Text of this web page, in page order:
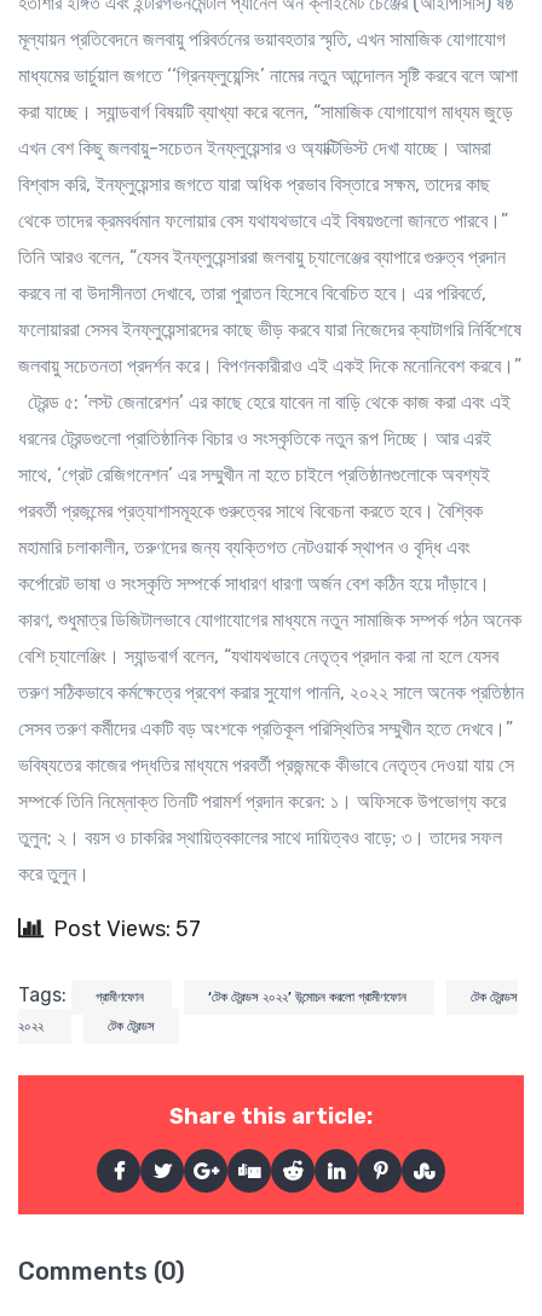
Post Views: 57
Tags: গ্রামীণফোন ‘টেক ট্রেন্ডস ২০২২’ উন্মোচন করলো গ্রামীণফোন
টেক ট্রেন্ডস
২০২২
টেক ট্রেন্ডস
Share this article:
Comments (0)